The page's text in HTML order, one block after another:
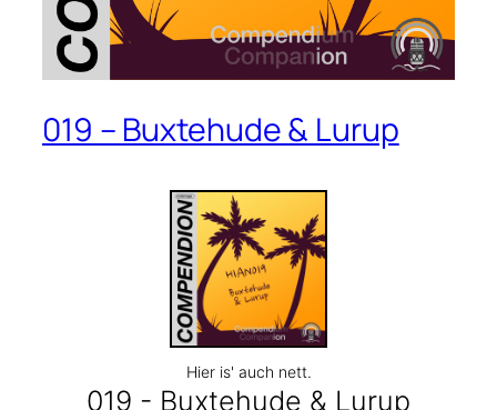
019 – Buxtehude & Lurup